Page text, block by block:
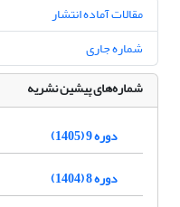
مقالات آماده انتشار
شماره جاری
شماره‌های پیشین نشریه
دوره 9 (1405)
دوره 8 (1404)